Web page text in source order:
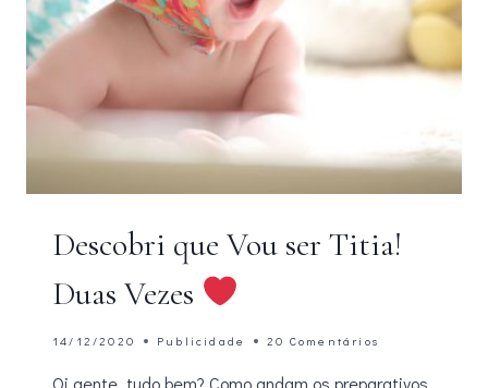
Descobri que Vou ser Titia!
Duas Vezes
14/12/2020 Publicidade 20 Comentários
Oi gente, tudo bem? Como andam os preparativos